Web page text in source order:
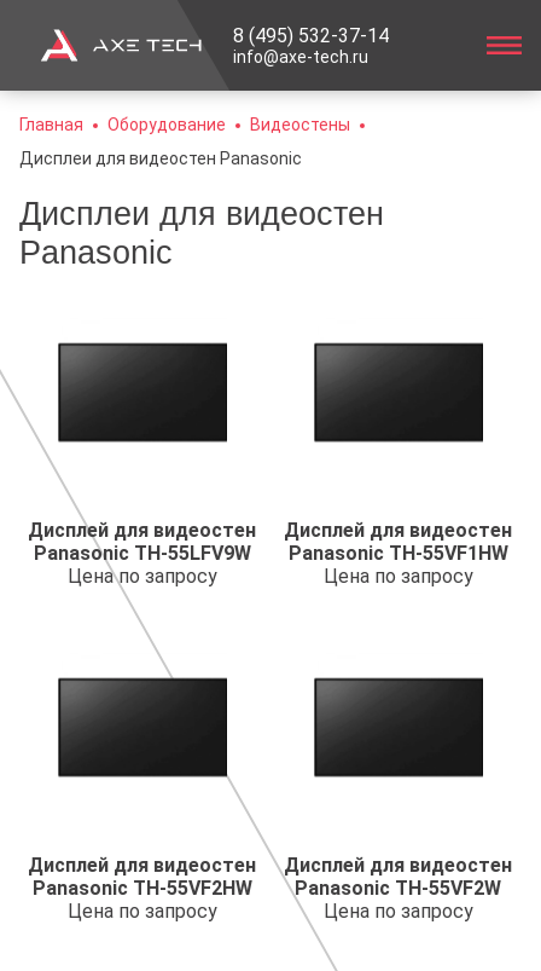
8 (495) 532-37-14
info@axe-tech.ru
Главная Оборудование
Видеостены
Дисплеи для видеостен Panasonic
Дисплеи для видеостен
Panasonic
Дисплей для видеостен
Panasonic TH-55LFV9W
Цена по запросу
Дисплей для видеостен
Panasonic TH-55VF1HW
Цена по запросу
Дисплей для видеостен
Panasonic TH-55VF2HW
Цена по запросу
Дисплей для видеостен
Panasonic TH-55VF2W
Цена по запросу